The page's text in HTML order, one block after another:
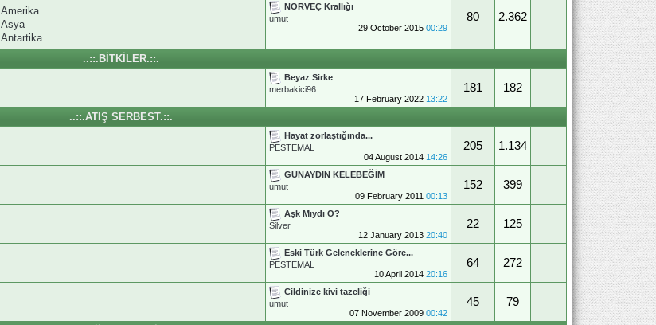
Amerika
Asya
Antartika
NORVEÇ Krallığı
umut
29 October 2015 00:29
80 2.362
..::.BİTKİLER.::.
Beyaz Sirke
merbakici96
17 February 2022 13:22
181 182
..::.ATIŞ SERBEST.::.
Hayat zorlaştığında...
PESTEMAL
04 August 2014 14:26
205 1.134
GÜNAYDIN KELEBEĞİM
umut
09 February 2011 00:13
152 399
Aşk Mıydı O?
Silver
12 January 2013 20:40
22 125
Eski Türk Geleneklerine Göre...
PESTEMAL
10 April 2014 20:16
64 272
Cildinize kivi tazeliği
umut
07 November 2009 00:42
45 79